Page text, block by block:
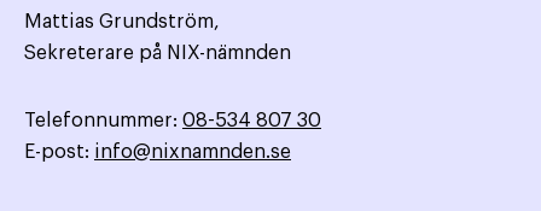
Mattias Grundström,
Sekreterare på NIX-nämnden
Telefonnummer: 08-534 807 30
E-post: info@nixnamnden.se